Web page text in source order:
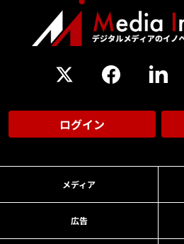
ログイン
メディア
広告